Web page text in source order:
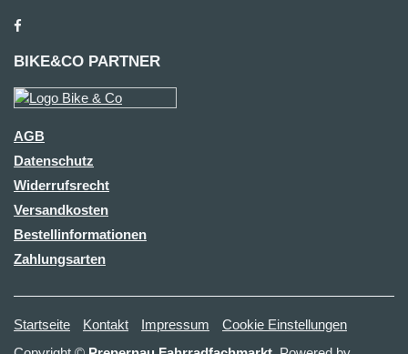
BIKE&CO PARTNER
AGB
Datenschutz
Widerrufsrecht
Versandkosten
Bestellinformationen
Zahlungsarten
Startseite Kontakt Impressum
Cookie Einstellungen